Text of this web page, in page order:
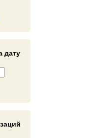
дату